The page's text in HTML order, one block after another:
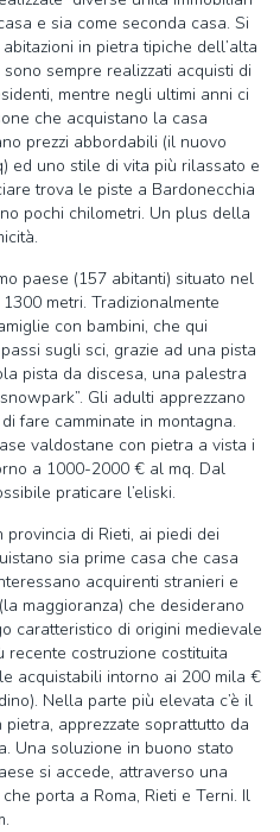
e sia come seconda casa. Si
in pietra tipiche dell’alta
sempre realizzati acquisti di
mentre negli ultimi anni ci
che acquistano la casa
prezzi abbordabili (il nuovo
ed uno stile di vita più rilassato e
trova le piste a Bardonecchia
pochi chilometri. Un plus della
paese (157 abitanti) situato nel
metri. Tradizionalmente
con bambini, che qui
sugli sci, grazie ad una pista
pista da discesa, una palestra
Gli adulti apprezzano
fare camminate in montagna.
valdostane con pietra a vista i
a 1000-2000 € al mq. Dal
praticare l’eliski.
provincia di Rieti, ai piedi dei
sia prime casa che casa
acquirenti stranieri e
maggioranza) che desiderano
caratteristico di origini medievale
recente costruzione costituita
acquistabili intorno ai 200 mila €
Nella parte più elevata c’è il
apprezzate soprattutto da
Una soluzione in buono stato
si accede, attraverso una
porta a Roma, Rieti e Terni. Il